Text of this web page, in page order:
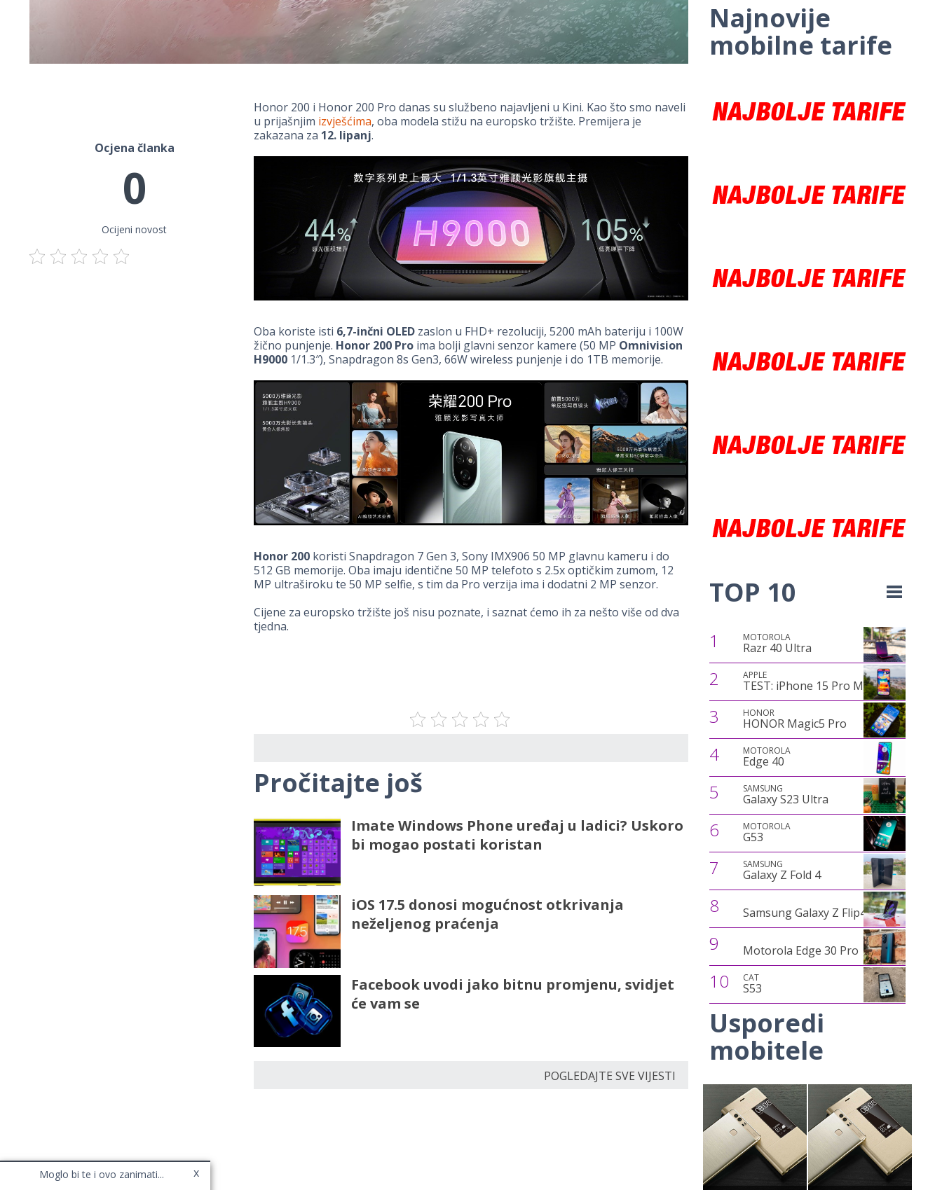
Ocjena članka
0
Ocijeni novost
Honor 200 i Honor 200 Pro danas su službeno najavljeni u Kini. Kao što smo naveli
u prijašnjim izvješćima, oba modela stižu na europsko tržište. Premijera je
zakazana za 12. lipanj.
Oba koriste isti 6,7-inčni OLEDzaslon u FHD+ rezoluciji, 5200 mAh bateriju i 100W
žično punjenje. Honor 200 Proima bolji glavni senzor kamere (50 MP Omnivision
H90001/1.3″), Snapdragon 8s Gen3, 66W wireless punjenje i do 1TB memorije.
Honor 200koristi Snapdragon 7 Gen 3, Sony IMX906 50 MP glavnu kameru i do
512 GB memorije. Oba imaju identične 50 MP telefoto s 2.5x optičkim zumom, 12
MP ultraširoku te 50 MP selfie, s tim da Pro verzija ima i dodatni 2 MP senzor.
Cijene za europsko tržište još nisu poznate, i saznat ćemo ih za nešto više od dva
tjedna.
Pročitajte još
Imate Windows Phone uređaj u ladici? Uskoro
bi mogao postati koristan
iOS 17.5 donosi mogućnost otkrivanja
neželjenog praćenja
Facebook uvodi jako bitnu promjenu, svidjet
će vam se
POGLEDAJTE SVE VIJESTI
Najnovije
mobilne tarife
TOP 10
1 MOTOROLA
Razr 40 Ultra
2 APPLE
TEST: iPhone 15 Pro Max
3 HONOR
HONOR Magic5 Pro
4 MOTOROLA
Edge 40
5 SAMSUNG
Galaxy S23 Ultra
6 MOTOROLA
G53
7 SAMSUNG
Galaxy Z Fold 4
8 Samsung Galaxy Z Flip4
9 Motorola Edge 30 Pro
10 CAT
S53
Usporedi
mobitele
Moglo bi te i ovo zanimati... x